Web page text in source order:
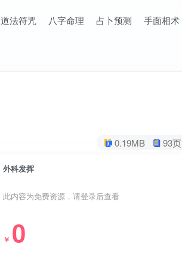
道法符咒 八字命理 占卜预测 手面相术
0.19MB 93页
外科发挥
此内容为免费资源，请登录后查看
￥ 0